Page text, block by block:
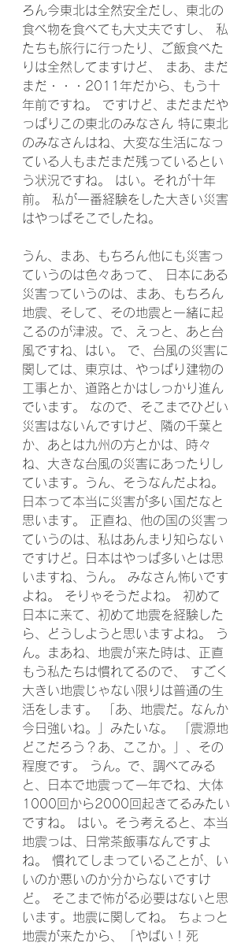
ろん今東北は全然安全だし、東北の
食べ物を食べても大丈夫ですし、 私
たちも旅行に行ったり、ご飯食べた
りは全然してますけど、 まあ、まだ
まだ・・・2011年だから、もう十
年前ですね。 ですけど、まだまだや
っぱりこの東北のみなさん 特に東北
のみなさんはね、大変な生活になっ
ている人もまだまだ残っているとい
う状況ですね。 はい。それが十年
前。 私が一番経験をした大きい災害
はやっぱそこでしたね。
うん、まあ、もちろん他にも災害っ
ていうのは色々あって、 日本にある
災害っていうのは、まあ、もちろん
地震、そして、その地震と一緒に起
こるのが津波。で、えっと、あと台
風ですね、はい。 で、台風の災害に
関しては、東京は、やっぱり建物の
工事とか、道路とかはしっかり進ん
でいます。 なので、そこまでひどい
災害はないんですけど、隣の千葉と
か、あとは九州の方とかは、時々
ね、大きな台風の災害にあったりし
ています。うん、そうなんだよね。
日本って本当に災害が多い国だなと
思います。 正直ね、他の国の災害っ
ていうのは、私はあんまり知らない
ですけど。日本はやっぱ多いとは思
いますね、うん。 みなさん怖いです
よね。 そりゃそうだよね。 初めて
日本に来て、初めて地震を経験した
ら、どうしようと思いますよね。 う
ん。まあね、地震が来た時は、正直
もう私たちは慣れてるので、 すごく
大きい地震じゃない限りは普通の生
活をします。 「あ、地震だ。なんか
今日強いね。」みたいな。 「震源地
どこだろう？あ、ここか。」、その
程度です。 うん。で、調べてみる
と、日本で地震って一年でね、大体
1000回から2000回起きてるみたい
ですね。 はい。そう考えると、本当
地震っは、日常茶飯事なんですよ
ね。 慣れてしまっていることが、い
いのか悪いのか分からないですけ
ど。 そこまで怖がる必要はないと思
います。地震に関してね。 ちょっと
地震が来たから、「やばい！死